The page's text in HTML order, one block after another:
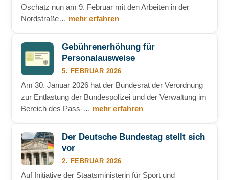
Oschatz nun am 9. Februar mit den Arbeiten in der
Nordstraße… mehr erfahren
Gebührenerhöhung für
Personalausweise
5. FEBRUAR 2026
Am 30. Januar 2026 hat der Bundesrat der Verordnung
zur Entlastung der Bundespolizei und der Verwaltung im
Bereich des Pass-… mehr erfahren
Der Deutsche Bundestag stellt sich
vor
2. FEBRUAR 2026
Auf Initiative der Staatsministerin für Sport und